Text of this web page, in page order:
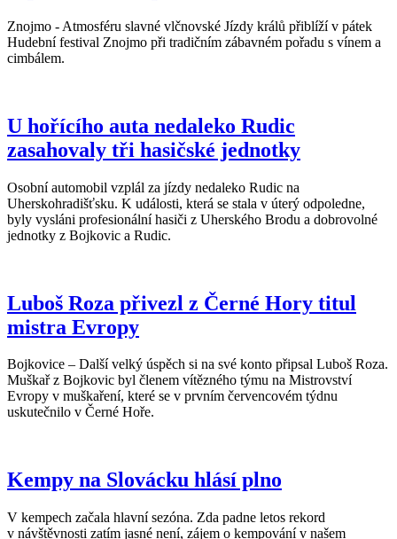
Znojmo - Atmosféru slavné vlčnovské Jízdy králů přiblíží v pátek
Hudební festival Znojmo při tradičním zábavném pořadu s vínem a
cimbálem.
U hořícího auta nedaleko Rudic
zasahovaly tři hasičské jednotky
Osobní automobil vzplál za jízdy nedaleko Rudic na
Uherskohradišťsku. K události, která se stala v úterý odpoledne,
byly vysláni profesionální hasiči z Uherského Brodu a dobrovolné
jednotky z Bojkovic a Rudic.
Luboš Roza přivezl z Černé Hory titul
mistra Evropy
Bojkovice – Další velký úspěch si na své konto připsal Luboš Roza.
Muškař z Bojkovic byl členem vítězného týmu na Mistrovství
Evropy v muškaření, které se v prvním červencovém týdnu
uskutečnilo v Černé Hoře.
Kempy na Slovácku hlásí plno
V kempech začala hlavní sezóna. Zda padne letos rekord
v návštěvnosti zatím jasné není, zájem o kempování v našem